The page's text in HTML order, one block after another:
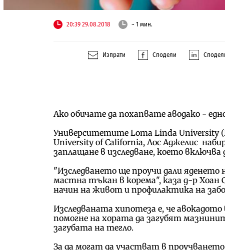
20:39 29.08.2018 ~ 1 мин.
Изпрати Сподели
Ако обичате да похапвате аводако -
Университетите Loma Linda University
University of California, Лос Аджелис
заплащане в изследване, което включва
"Изследването ще проучи дали яденето
мастна тъкан в корема", каза д-р Хоан
начин на живот и профилактика на
Изследваната хипотеза е, че
помогне на хората да загубят
загубата на тегло.
За да могат да участват в